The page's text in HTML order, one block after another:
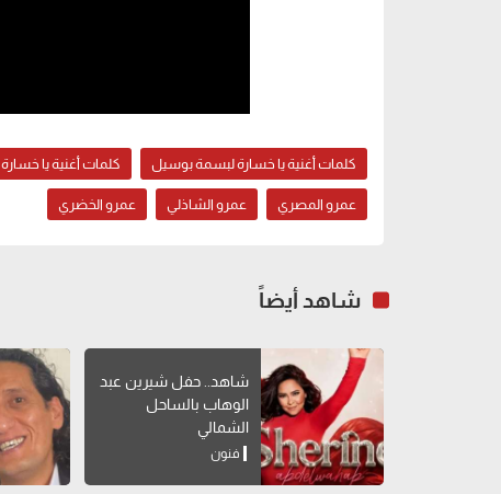
كلمات أغنية يا خسارة لبسمة بوسيل كلمات أغنية يا خسارة
عمرو المصري عمرو الشاذلي عمرو الخضري
شاهد أيضاً
شاهد.. حفل شيرين عبد
الوهاب بالساحل
الشمالي
فنون